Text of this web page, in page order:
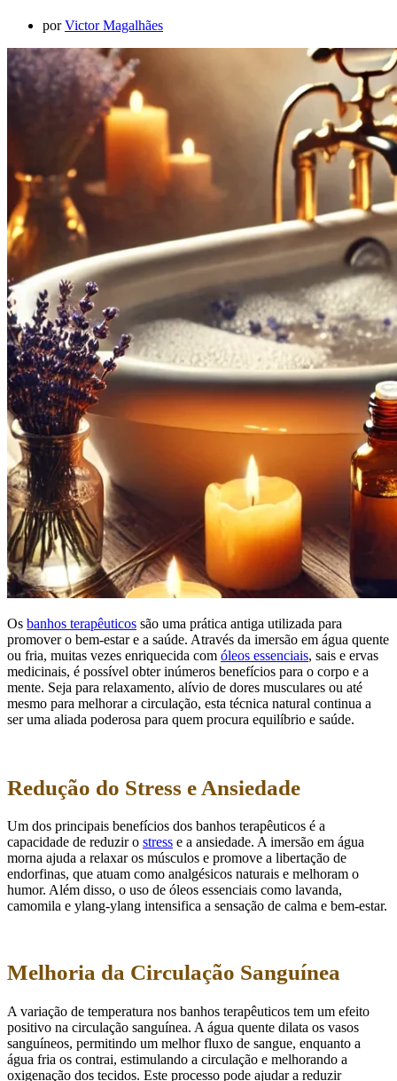
porVictor Magalhães
Os banhos terapêuticos são uma prática antiga utilizada para
promover o bem-estar e a saúde. Através da imersão em água quente
ou fria, muitas vezes enriquecida com óleos essenciais, sais e ervas
medicinais, é possível obter inúmeros benefícios para o corpo e a
mente. Seja para relaxamento, alívio de dores musculares ou até
mesmo para melhorar a circulação, esta técnica natural continua a
ser uma aliada poderosa para quem procura equilíbrio e saúde.
Redução do Stress e Ansiedade
Um dos principais benefícios dos banhos terapêuticos é a
capacidade de reduzir o stress e a ansiedade. A imersão em água
morna ajuda a relaxar os músculos e promove a libertação de
endorfinas, que atuam como analgésicos naturais e melhoram o
humor. Além disso, o uso de óleos essenciais como lavanda,
camomila e ylang-ylang intensifica a sensação de calma e bem-estar.
Melhoria da Circulação Sanguínea
A variação de temperatura nos banhos terapêuticos tem um efeito
positivo na circulação sanguínea. A água quente dilata os vasos
sanguíneos, permitindo um melhor fluxo de sangue, enquanto a
água fria os contrai, estimulando a circulação e melhorando a
oxigenação dos tecidos. Este processo pode ajudar a reduzir